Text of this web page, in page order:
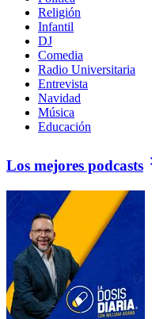
Religión
Infantil
DJ
Comedia
Radio Universitaria
Entrevista
Navidad
Música
Educación
Los mejores podcasts